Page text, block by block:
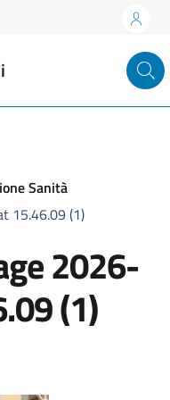
Sanità
15.46.09 (1)
2026-
(1)